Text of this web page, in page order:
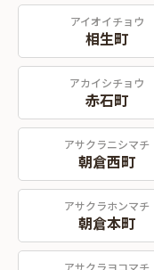
アイオイチョウ
相生町
アカイシチョウ
赤石町
アサクラニシマチ
朝倉西町
アサクラホンマチ
朝倉本町
アサクラヨコマチ